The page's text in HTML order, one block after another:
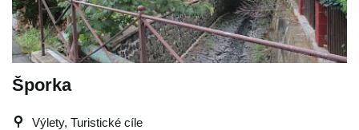
Šporka
Výlety, Turistické cíle